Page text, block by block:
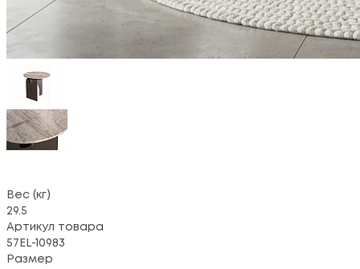
Вес (кг)
29.5
Артикул товара
57EL-10983
Размер